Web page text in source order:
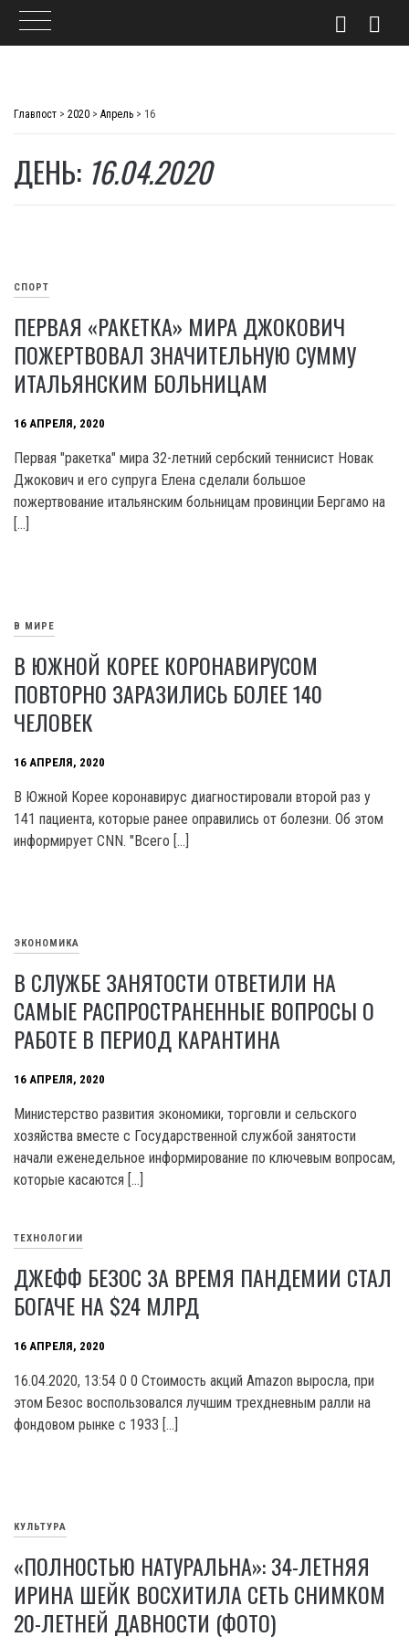
Главпост > 2020 > Апрель > 16
ДЕНЬ: 16.04.2020
СПОРТ
ПЕРВАЯ «РАКЕТКА» МИРА ДЖОКОВИЧ
ПОЖЕРТВОВАЛ ЗНАЧИТЕЛЬНУЮ СУММУ
ИТАЛЬЯНСКИМ БОЛЬНИЦАМ
16 АПРЕЛЯ, 2020
Первая "ракетка" мира 32-летний сербский теннисист Новак
Джокович и его супруга Елена сделали большое
пожертвование итальянским больницам провинции Бергамо на
[…]
В МИРЕ
В ЮЖНОЙ КОРЕЕ КОРОНАВИРУСОМ
ПОВТОРНО ЗАРАЗИЛИСЬ БОЛЕЕ 140
ЧЕЛОВЕК
16 АПРЕЛЯ, 2020
В Южной Корее коронавирус диагностировали второй раз у
141 пациента, которые ранее оправились от болезни. Об этом
информирует CNN. "Всего […]
ЭКОНОМИКА
В СЛУЖБЕ ЗАНЯТОСТИ ОТВЕТИЛИ НА
САМЫЕ РАСПРОСТРАНЕННЫЕ ВОПРОСЫ О
РАБОТЕ В ПЕРИОД КАРАНТИНА
16 АПРЕЛЯ, 2020
Министерство развития экономики, торговли и сельского
хозяйства вместе с Государственной службой занятости
начали еженедельное информирование по ключевым вопросам,
которые касаются […]
ТЕХНОЛОГИИ
ДЖЕФФ БЕЗОС ЗА ВРЕМЯ ПАНДЕМИИ СТАЛ
БОГАЧЕ НА $24 МЛРД
16 АПРЕЛЯ, 2020
16.04.2020, 13:54 0 0 Стоимость акций Amazon выросла, при
этом Безос воспользовался лучшим трехдневным ралли на
фондовом рынке с 1933 […]
КУЛЬТУРА
«ПОЛНОСТЬЮ НАТУРАЛЬНА»: 34-ЛЕТНЯЯ
ИРИНА ШЕЙК ВОСХИТИЛА СЕТЬ СНИМКОМ
20-ЛЕТНЕЙ ДАВНОСТИ (ФОТО)